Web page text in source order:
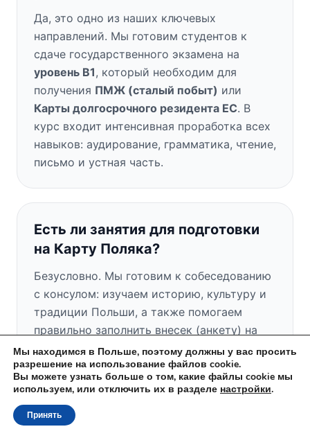
Да, это одно из наших ключевых
направлений. Мы готовим студентов к
сдаче государственного экзамена на
уровень B1, который необходим для
получения ПМЖ (сталый побыт) или
Карты долгосрочного резидента ЕС. В
курс входит интенсивная проработка всех
навыков: аудирование, грамматика, чтение,
письмо и устная часть.
Есть ли занятия для подготовки
на Карту Поляка?
Безусловно. Мы готовим к собеседованию
с консулом: изучаем историю, культуру и
традиции Польши, а также помогаем
правильно заполнить внесек (анкету) на
Карту Поляка.
Есть ли у вас бесплатное пробное
Мы находимся в Польше, поэтому должны у вас просить
разрешение на использование файлов cookie.
Вы можете узнать больше о том, какие файлы cookie мы
используем, или отключить их в разделе настройки.
Принять